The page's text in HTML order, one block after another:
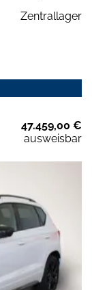
Zentrallager
47.459,00 €
ausweisbar